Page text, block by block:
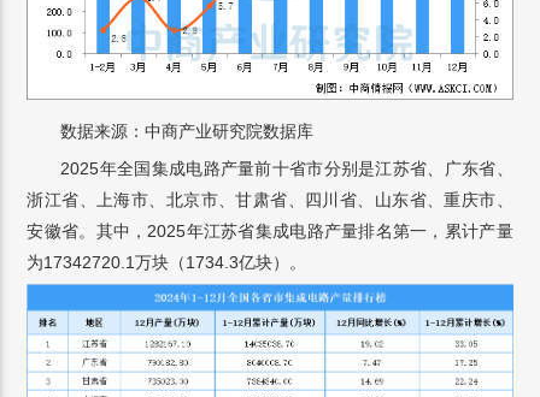
数据来源：中商产业研究院数据库
2025年全国集成电路产量前十省市分别是江苏省、广东省、
浙江省、上海市、北京市、甘肃省、四川省、山东省、重庆市、
安徽省。其中，2025年江苏省集成电路产量排名第一，累计产量
为17342720.1万块（1734.3亿块）。